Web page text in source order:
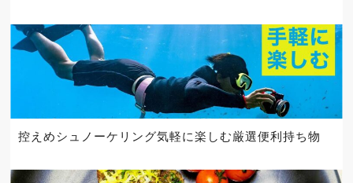
控えめシュノーケリング気軽に楽しむ厳選便利持ち物